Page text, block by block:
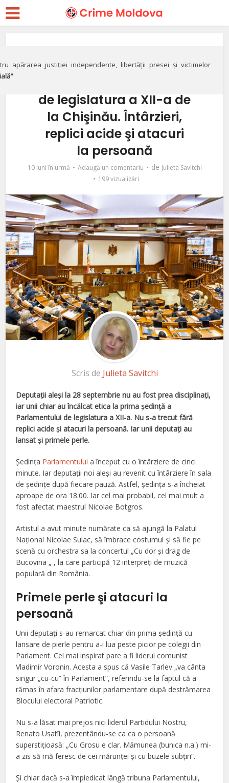
apărarea justiției independente, libertății presei și victimelor
Cum a decurs prima
de legislatura a XII-a de
la Chişinău. Întârzieri,
replici acide şi atacuri
la persoană
10 luni în urmă Adaugă un comentariu de Julieta Savitchi
199 vizualizări
Scris de Julieta Savitchi
Deputaţii aleşi la 28 septembrie nu au fost prea disciplinaţi,
iar unii chiar au încălcat etica la prima şedinţă a
Parlamentului de legislatura a XII-a. Nu s-a trecut fără
replici acide şi atacuri la persoană. Iar unii deputaţi au
lansat şi primele perle.
Şedinţa Parlamentului a început cu o întârziere de cinci
minute. Iar deputaţii noi aleşi au revenit cu întârziere în sala
de şedinţe după fiecare pauză. Astfel, şedinţa s-a încheiat
aproape de ora 18.00. Iar cel mai probabil, cel mai mult a
fost afectat maestrul Nicolae Botgros.
Artistul a avut minute numărate ca să ajungă la Palatul
Naţional Nicolae Sulac, să îmbrace costumul şi să fie pe
scenă cu orchestra sa la concertul „Cu dor şi drag de
Bucovina „ , la care participă 12 interpreţi de muzică
populară din România.
Primele perle şi atacuri la
persoană
Unii deputaţi s-au remarcat chiar din prima şedinţă cu
lansare de pierle pentru a-i lua peste picior pe colegii din
Parlament. Cel mai inspirat pare a fi liderul comunist
Vladimir Voronin. Acesta a spus că Vasile Tarlev „va cânta
singur „cu-cu” în Parlament”, referindu-se la faptul că a
rămas în afara fracţiunilor parlamentare după destrămarea
Blocului electoral Patriotic.
Nu s-a lăsat mai prejos nici liderul Partidului Nostru,
Renato Usatîi, prezentându-se ca ca o persoană
superstiţioasă: „Cu Grosu e clar. Mămunea (bunica n.a.) mi-
a zis să mă feresc de cei mărunței și cu buzele subțiri”.
Şi chiar dacă s-a împiedicat lângă tribuna Parlamentului,